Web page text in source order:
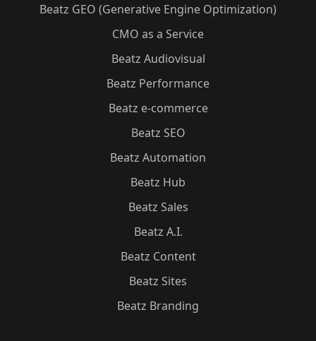
Beatz GEO (Generative Engine Optimization)
CMO as a Service
Beatz Audiovisual
Beatz Performance
Beatz e-commerce
Beatz SEO
Beatz Automation
Beatz Hub
Beatz Sales
Beatz A.I.
Beatz Content
Beatz Sites
Beatz Branding